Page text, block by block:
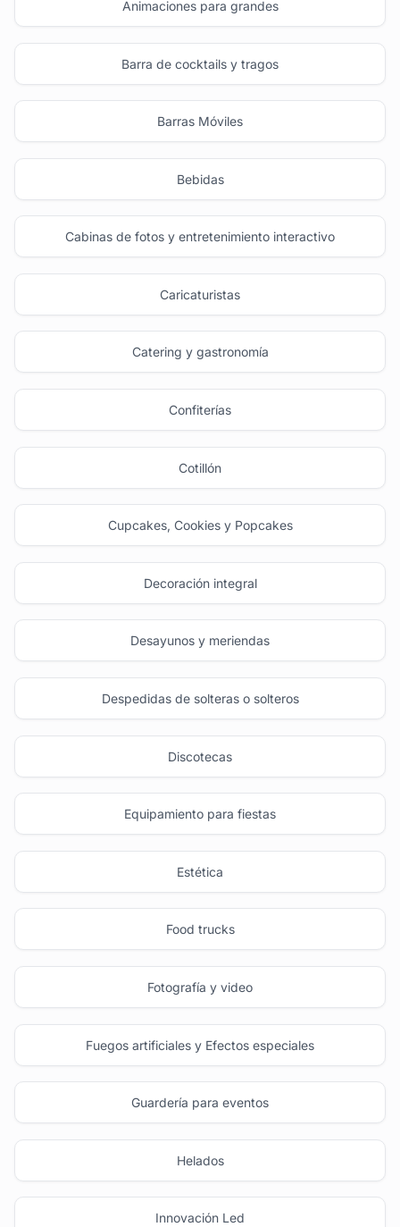
Animaciones para grandes
Barra de cocktails y tragos
Barras Móviles
Bebidas
Cabinas de fotos y entretenimiento interactivo
Caricaturistas
Catering y gastronomía
Confiterías
Cotillón
Cupcakes, Cookies y Popcakes
Decoración integral
Desayunos y meriendas
Despedidas de solteras o solteros
Discotecas
Equipamiento para fiestas
Estética
Food trucks
Fotografía y video
Fuegos artificiales y Efectos especiales
Guardería para eventos
Helados
Innovación Led